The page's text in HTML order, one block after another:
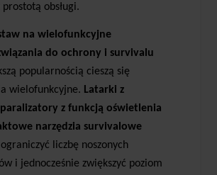
prostotą obsługi.
na wielofunkcyjne
do ochrony i survivalu
popularnością cieszą się
wielofunkcyjne. Latarki z
paralizatory z funkcją oświetlenia
narzędzia survivalowe
liczbę noszonych
i jednocześnie zwiększyć poziom